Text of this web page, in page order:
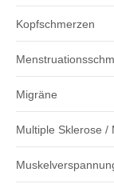
Kopfschmerzen
Migräne
Multiple Sklerose /